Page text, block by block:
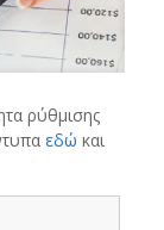
ρύθμισης
εδώ και